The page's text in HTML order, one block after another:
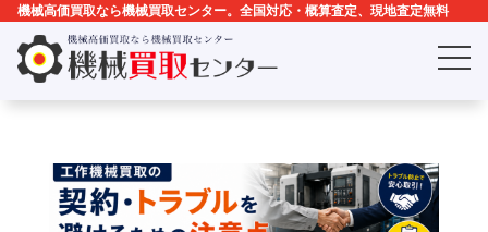
機械高価買取なら機械買取センター。全国対応・概算査定、現地査定無料